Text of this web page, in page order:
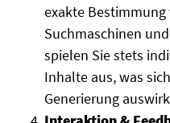
exakte
Suchmaschinen
spielen Sie stets
Inhalte aus, was
Generierung